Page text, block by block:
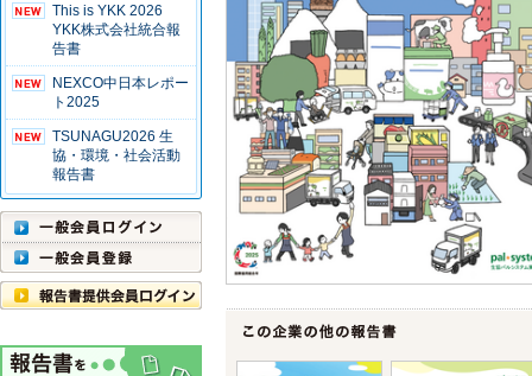
This is YKK 2026
YKK株式会社統合報
告書
NEXCO中日本レポー
ト2025
TSUNAGU2026 生
協・環境・社会活動
報告書